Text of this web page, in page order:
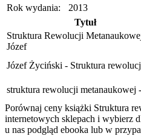
Rok wydania:
2013
Tytuł
Struktura Rewolucji
Józef
Józef Życiński - Struktura
struktura rewolucji metanaukowej
Porównaj ceny książki Struktura
internetowych sklepach i wybierz
u nas podgląd ebooka lub w